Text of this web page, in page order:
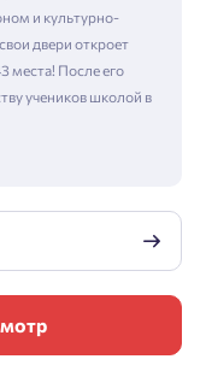
и культурно-
двери откроет
места! После его
учеников школой в